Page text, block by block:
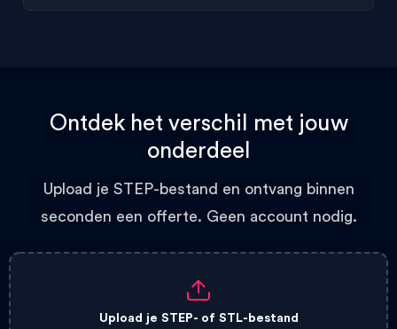
Ontdek het verschil met jouw
onderdeel
Upload je STEP-bestand en ontvang binnen
seconden een offerte. Geen account nodig.
Upload je STEP- of STL-bestand